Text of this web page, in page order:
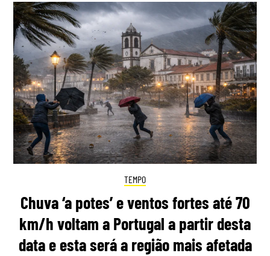
TEMPO
Chuva ‘a potes’ e ventos fortes até 70
km/h voltam a Portugal a partir desta
data e esta será a região mais afetada